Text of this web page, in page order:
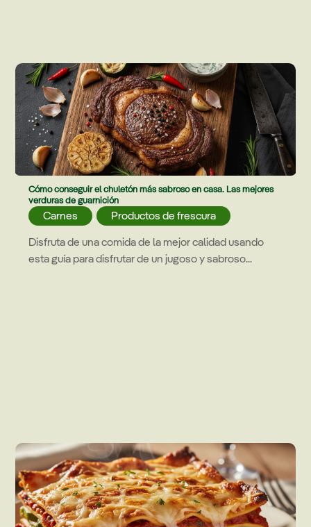
Cómo conseguir el chuletón más sabroso en casa. Las mejores
verduras de guarnición
Carnes ,
Productos de frescura
Disfruta de una comida de la mejor calidad usando
esta guía para disfrutar de un jugoso y sabroso...